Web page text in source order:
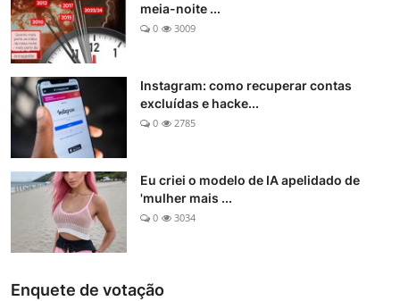
meia-noite ...
0 3009
Instagram: como recuperar contas
excluídas e hacke...
0 2785
Eu criei o modelo de IA apelidado de
'mulher mais ...
0 3034
Enquete de votação